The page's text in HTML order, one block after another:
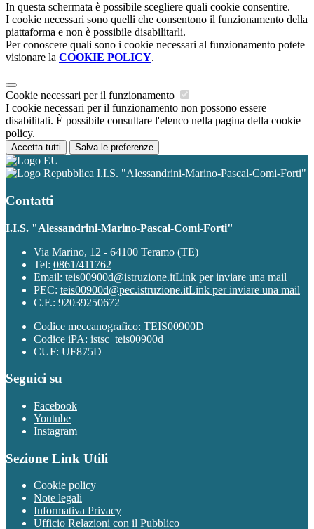
In questa schermata è possibile scegliere quali cookie consentire.
I cookie necessari sono quelli che consentono il funzionamento della
piattaforma e non è possibile disabilitarli.
Per conoscere quali sono i cookie necessari al funzionamento potete
visionare la COOKIE POLICY.
Cookie necessari per il funzionamento
I cookie necessari per il funzionamento non possono essere
disabilitati. È possibile consultare l'elenco nella pagina della cookie
policy.
Accetta tutti Salva le preferenze
I.I.S. "Alessandrini-Marino-Pascal-Comi-Forti"
Contatti
I.I.S. "Alessandrini-Marino-Pascal-Comi-Forti"
Via Marino, 12 - 64100 Teramo (TE)
Tel: 0861/411762
Email: teis00900d@istruzione.itLink per inviare una mail
PEC: teis00900d@pec.istruzione.itLink per inviare una mail
C.F.: 92039250672
Codice meccanografico: TEIS00900D
Codice iPA: istsc_teis00900d
CUF: UF875D
Seguici su
Facebook
Youtube
Instagram
Sezione Link Utili
Cookie policy
Note legali
Informativa Privacy
Ufficio Relazioni con il Pubblico